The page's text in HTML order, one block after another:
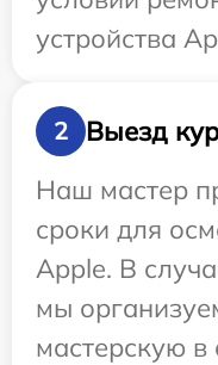
устройства
2
Выезд
Наш мастер
сроки для
Apple. В
мы
мастерскую в